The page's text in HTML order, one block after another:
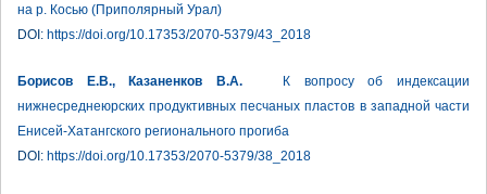
на р. Косью (Приполярный Урал)
DOI: https://doi.org/10.17353/2070-5379/43_2018
Борисов Е.В., Казаненков В.А.К вопросу об индексации
нижнесреднеюрских продуктивных песчаных пластов в западной части
Енисей-Хатангского регионального прогиба
DOI: https://doi.org/10.17353/2070-5379/38_2018